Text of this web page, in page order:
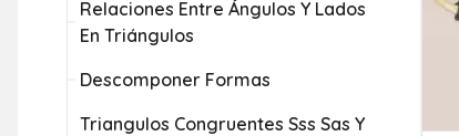
Relaciones Entre Ángulos Y Lados
En Triángulos
Descomponer Formas
Triangulos Congruentes Sss Sas Y